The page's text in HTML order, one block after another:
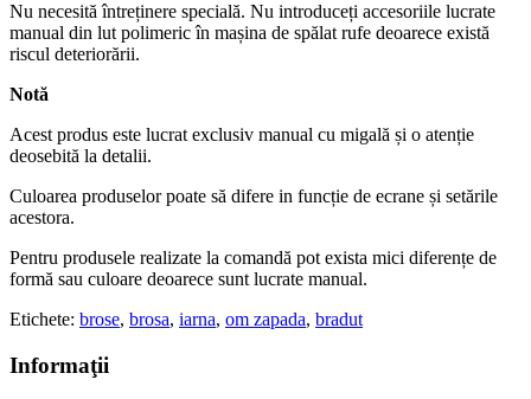
Nu necesită întreținere specială. Nu introduceți accesoriile lucrate
manual din lut polimeric în mașina de spălat rufe deoarece există
riscul deteriorării.
Notă
Acest produs este lucrat exclusiv manual cu migală și o atenție
deosebită la detalii.
Culoarea produselor poate să difere in funcție de ecrane și setările
acestora.
Pentru produsele realizate la comandă pot exista mici diferențe de
formă sau culoare deoarece sunt lucrate manual.
Etichete: brose, brosa, iarna, om zapada, bradut
Informaţii